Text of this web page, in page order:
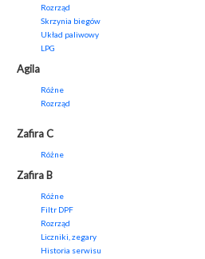
Rozrząd
Skrzynia biegów
Układ paliwowy
LPG
Agila
Różne
Rozrząd
Zafira C
Różne
Zafira B
Różne
Filtr DPF
Rozrząd
Liczniki, zegary
Historia serwisu